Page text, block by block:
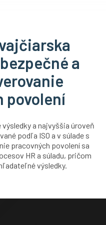
a
povolení
a najvyššia úroveň
podľa ISO a v súlade s
pracovných povolení sa
HR a súladu, pričom
výsledky.